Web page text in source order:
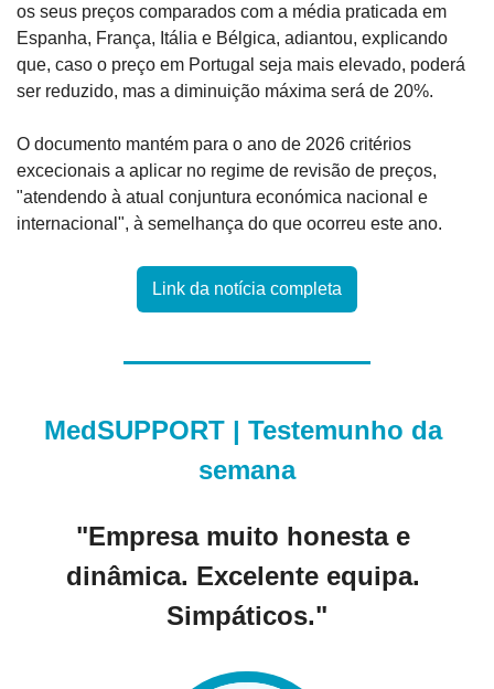
os seus preços comparados com a média praticada em
Espanha, França, Itália e Bélgica, adiantou, explicando
que, caso o preço em Portugal seja mais elevado, poderá
ser reduzido, mas a diminuição máxima será de 20%.
O documento mantém para o ano de 2026 critérios
excecionais a aplicar no regime de revisão de preços,
"atendendo à atual conjuntura económica nacional e
internacional", à semelhança do que ocorreu este ano.
Link da notícia completa
MedSUPPORT | Testemunho da
semana
"Empresa muito honesta e
dinâmica. Excelente equipa.
Simpáticos."